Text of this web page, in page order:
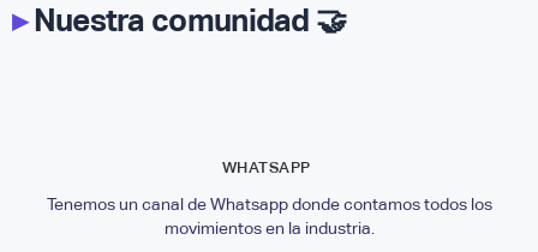
▸Nuestra comunidad 🤝
WHATSAPP
Tenemos un canal de Whatsapp donde contamos todos los
movimientos en la industria.